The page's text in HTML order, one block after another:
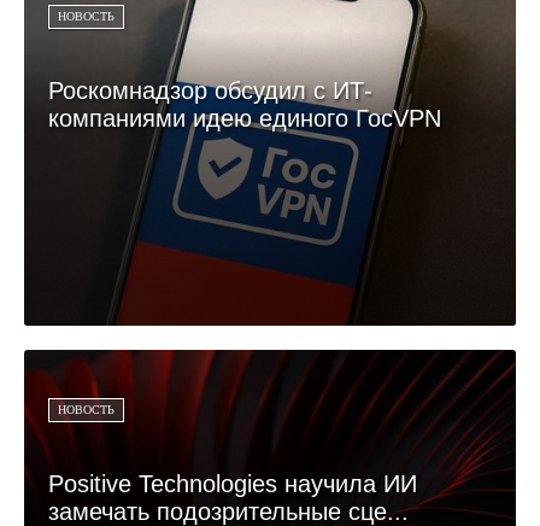
НОВОСТЬ
Роскомнадзор обсудил с ИТ-
компаниями идею единого ГосVPN
НОВОСТЬ
Positive Technologies научила ИИ
замечать подозрительные сце...